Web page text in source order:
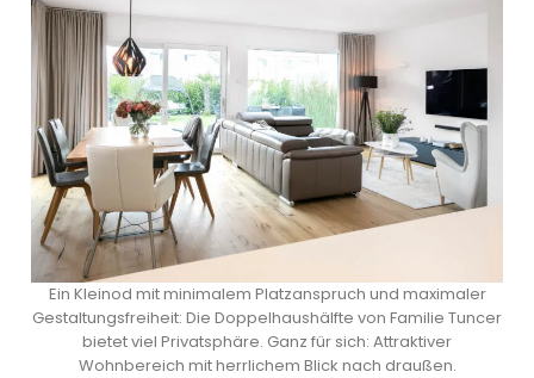
Ein Kleinod mit minimalem Platzanspruch und maximaler
Gestaltungsfreiheit: Die Doppelhaushälfte von Familie Tuncer
bietet viel Privatsphäre. Ganz für sich: Attraktiver
Wohnbereich mit herrlichem Blick nach draußen.